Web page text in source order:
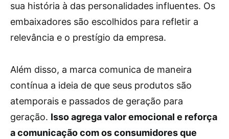
sua história à das personalidades influentes. Os
embaixadores são escolhidos para refletir a
relevância e o prestígio da empresa.
Além disso, a marca comunica de maneira
contínua a ideia de que seus produtos são
atemporais e passados de geração para
geração. Isso agrega valor emocional e reforça
a comunicação com os consumidores que